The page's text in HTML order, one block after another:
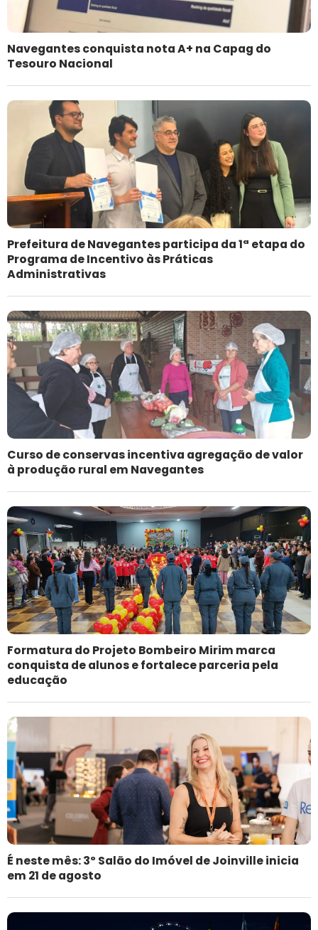
Navegantes conquista nota A+ na Capag do
Tesouro Nacional
Prefeitura de Navegantes participa da 1ª etapa do
Programa de Incentivo às Práticas
Administrativas
Curso de conservas incentiva agregação de valor
à produção rural em Navegantes
Formatura do Projeto Bombeiro Mirim marca
conquista de alunos e fortalece parceria pela
educação
É neste mês: 3º Salão do Imóvel de Joinville inicia
em 21 de agosto